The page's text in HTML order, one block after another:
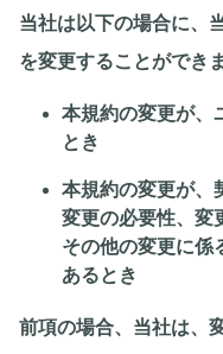
当社は以下の場合に、
を変更することができ
本規約の変更が、
とき
本規約の変更が、
変更の必要性、変
その他の変更に係
あるとき
前項の場合、当社は、